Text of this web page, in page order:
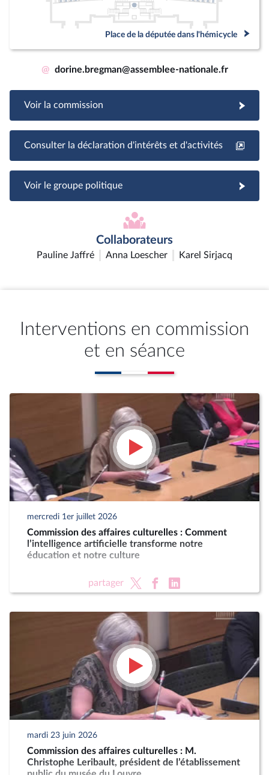
Place de la députée dans l'hémicycle
@ dorine.bregman@assemblee-nationale.fr
Voir la commission
Consulter la déclaration d'intérêts et d'activités
Voir le groupe politique
Collaborateurs
Pauline Jaffré Anna Loescher Karel Sirjacq
Interventions en commission
et en séance
mercredi 1er juillet 2026
Commission des affaires culturelles : Comment
l’intelligence artificielle transforme notre
éducation et notre culture
partager
mardi 23 juin 2026
Commission des affaires culturelles : M.
Christophe Leribault, président de l’établissement